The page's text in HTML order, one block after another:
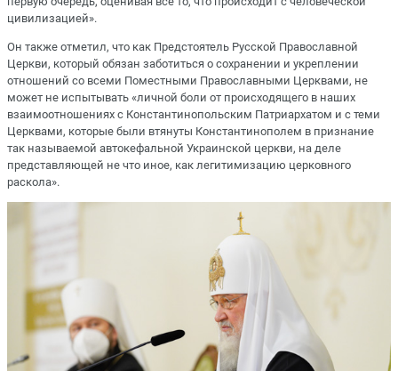
цивилизацией».
Он также отметил, что как Предстоятель Русской Православной
Церкви, который обязан заботиться о сохранении и укреплении
отношений со всеми Поместными Православными Церквами, не
может не испытывать «личной боли от происходящего в наших
взаимоотношениях с Константинопольским Патриархатом и с теми
Церквами, которые были втянуты Константинополем в признание
так называемой автокефальной Украинской церкви, на деле
представляющей не что иное, как легитимизацию церковного
раскола».